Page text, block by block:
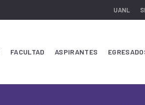
UANL
FACULTAD ASPIRANTES